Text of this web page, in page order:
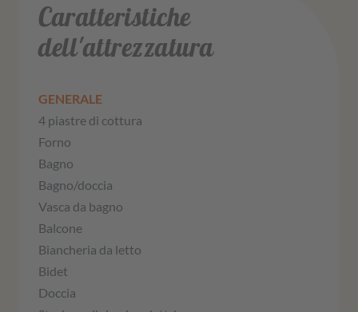
Caratteristiche
dell'attrezzatura
GENERALE
4 piastre di cottura
Forno
Bagno
Bagno/doccia
Vasca da bagno
Balcone
Biancheria da letto
Bidet
Doccia